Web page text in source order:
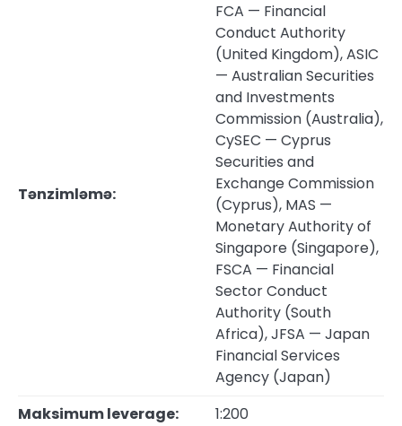
Tənzimləmə:
FCA — Financial
Conduct Authority
(United Kingdom), ASIC
— Australian Securities
and Investments
Commission (Australia),
CySEC — Cyprus
Securities and
Exchange Commission
(Cyprus), MAS —
Monetary Authority of
Singapore (Singapore),
FSCA — Financial
Sector Conduct
Authority (South
Africa), JFSA — Japan
Financial Services
Agency (Japan)
Maksimum leverage:
1:200